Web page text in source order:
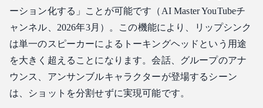
ーション化する」ことが可能です（AI Master YouTubeチ
ャンネル、2026年3月）。この機能により、リップシンク
は単一のスピーカーによるトーキングヘッドという用途
を大きく超えることになります。会話、グループのアナ
ウンス、アンサンブルキャラクターが登場するシーン
は、ショットを分割せずに実現可能です。